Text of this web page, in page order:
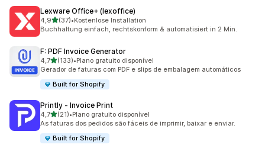
Lexware Office+ (lexoffice)
4,9de 5 estrelas
(37)
37 avaliações ao todo
•Kostenlose Installation
Buchhaltung einfach, rechtskonform & automatisiert in 2 Min.
F: PDF Invoice Generator
4,7de 5 estrelas
(133)
133 avaliações ao todo
•Plano gratuito disponível
Gerador de faturas com PDF e slips de embalagem automáticos
Built for Shopify
Printly ‑ Invoice Print
4,7de 5 estrelas
(21)
21 avaliações ao todo
•Plano gratuito disponível
As faturas dos pedidos são fáceis de imprimir, baixar e enviar.
Built for Shopify